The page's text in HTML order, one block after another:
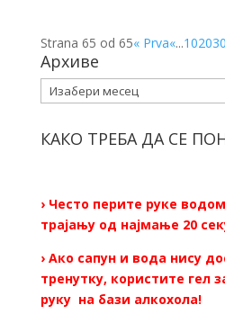
Strana 65 od 65« Prva«...102030
Архиве
Архиве
КАКО ТРЕБА ДА СЕ
› Често перите руке
трајању од најмање 20
› Ако сапун и вода нису
тренутку, користите гел
руку на бази алкохола!